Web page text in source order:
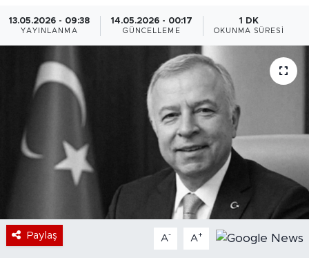
13.05.2026 - 09:38
YAYINLANMA
14.05.2026 - 00:17
GÜNCELLEME
1 DK
OKUNMA SÜRESI
Paylaş A- A+
Sanat
Bölge
Magazin
Dünya
Sektör